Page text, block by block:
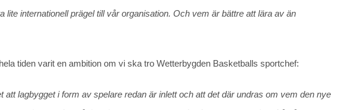
lite internationell prägel till vår organisation. Och vem är bättre att lära av än
tiden varit en ambition om vi ska tro Wetterbygden Basketballs sportchef:
lagbygget i form av spelare redan är inlett och att det där undras om vem den nye